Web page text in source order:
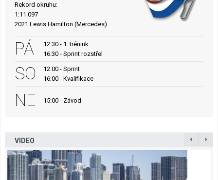
Rekord okruhu:
1:11.097
2021 Lewis Hamilton (Mercedes)
PÁ
12:30 - 1. trénink
16:30 - Sprint rozstřel
SO
12:00 - Sprint
16:00 - Kvalifikace
NE 15:00 - Závod
VIDEO